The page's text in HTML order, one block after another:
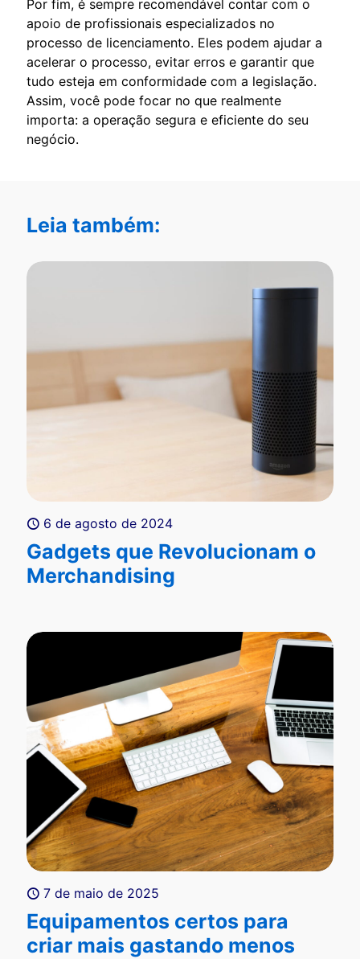
Por fim, é sempre recomendável contar com o
apoio de profissionais especializados no
processo de licenciamento. Eles podem ajudar a
acelerar o processo, evitar erros e garantir que
tudo esteja em conformidade com a legislação.
Assim, você pode focar no que realmente
importa: a operação segura e eficiente do seu
negócio.
Leia também:
6 de agosto de 2024
Gadgets que Revolucionam o
Merchandising
7 de maio de 2025
Equipamentos certos para
criar mais gastando menos